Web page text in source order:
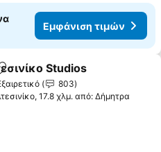
Εμφάνιση τιμών
στα αγαπημένα
Studios
803
17.8 χλμ. από: Δήμητρα